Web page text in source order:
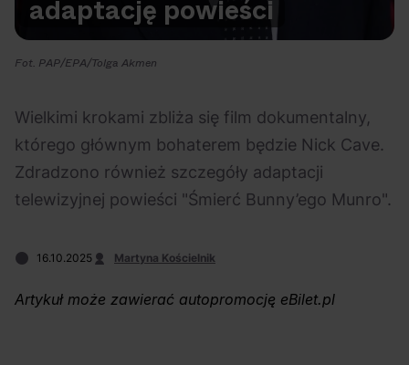
Na czasie
Polecane Scena Impostora 06.08.2026
Kto jest
eBilet Festiwal
Aplikacja
jednoczącą fanów
adaptację powieści
Fot. PAP/EPA/Tolga Akmen
Wielkimi krokami zbliża się film dokumentalny,
którego głównym bohaterem będzie Nick Cave.
Zdradzono również szczegóły adaptacji
telewizyjnej powieści "Śmierć Bunny’ego Munro".
16.10.2025 Martyna Kościelnik
Artykuł może zawierać autopromocję eBilet.pl